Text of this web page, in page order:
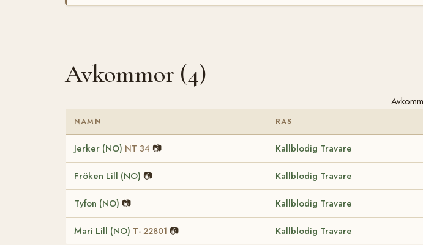
Avkommor (4)
NAMN RAS
Jerker (NO) NT 34 📷 Kallblodig Travare
Fröken Lill (NO) 📷 Kallblodig Travare
Tyfon (NO) 📷 Kallblodig Travare
Mari Lill (NO) T- 22801 📷 Kallblodig Travare